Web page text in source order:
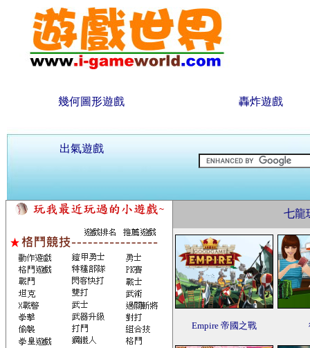
幾何圖形遊戲 轟炸遊戲
出氣遊戲
七龍
Empire 帝國之戰